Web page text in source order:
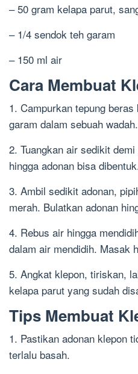
– 50 gram kelapa parut,
– 1/4 sendok teh garam
– 150 ml air
Cara Membuat
1. Campurkan tepung
garam dalam sebuah
2. Tuangkan air sedikit
hingga adonan bisa
3. Ambil sedikit adonan,
merah. Bulatkan adonan
4. Rebus air hingga
dalam air mendidih. Masak
5. Angkat klepon, tiriskan,
kelapa parut yang sudah
Tips Membuat
1. Pastikan adonan klepon
terlalu basah.